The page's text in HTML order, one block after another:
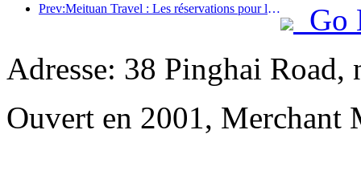
Prev:Meituan Travel : Les réservations pour les hôtels haut de gamme dans les comtés pendant le festival des bateaux-dragons sont très demandées, les familles avec enfants devenant la force principale
Go
Adresse: 38 Pinghai Road,
Ouvert en 2001, Merchant